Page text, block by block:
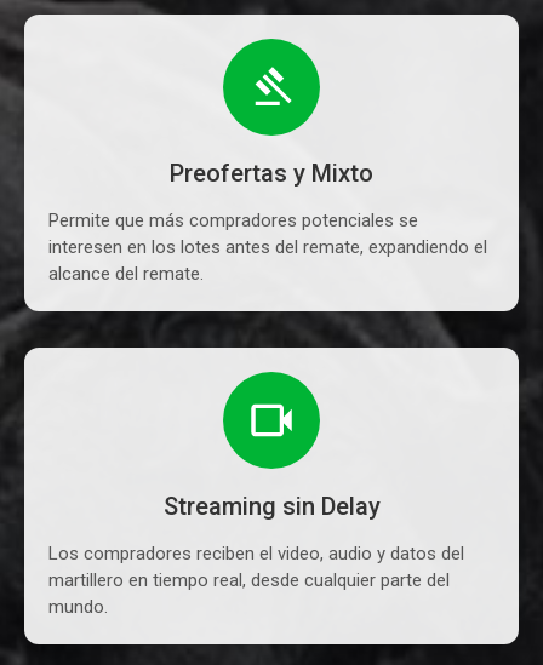
Preofertas y Mixto
Permite que más compradores potenciales se
interesen en los lotes antes del remate, expandiendo el
alcance del remate.
Streaming sin Delay
Los compradores reciben el video, audio y datos del
martillero en tiempo real, desde cualquier parte del
mundo.